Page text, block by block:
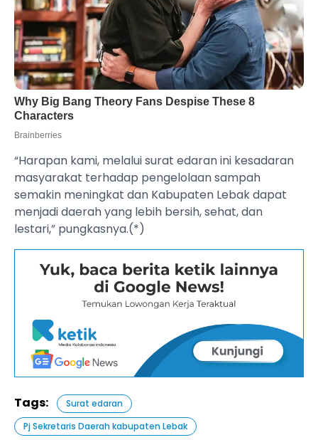
“Harapan kami, melalui surat edaran ini kesadaran
masyarakat terhadap pengelolaan sampah
semakin meningkat dan Kabupaten Lebak dapat
menjadi daerah yang lebih bersih, sehat, dan
lestari,” pungkasnya.(*)
Tags:
Surat edaran
Pj Sekretaris Daerah kabupaten Lebak